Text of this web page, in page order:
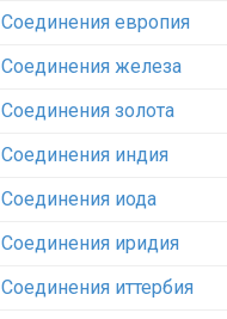
Соединения европия‎
Соединения железа‎
Соединения золота‎
Соединения индия
Соединения иода‎
Соединения иридия
Соединения иттербия‎